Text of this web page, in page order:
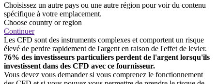
Choisissez un autre pays ou une autre région pour voir du contenu
spécifique à votre emplacement.
Choose country or region
Continuer
Les CFD sont des instruments complexes et comportent un risque
élevé de perdre rapidement de l'argent en raison de l'effet de levier.
76% des investisseurs particuliers perdent de l'argent lorsqu'ils
investissent dans des CFD avec ce fournisseur.
Vous devez vous demander si vous comprenez le fonctionnement